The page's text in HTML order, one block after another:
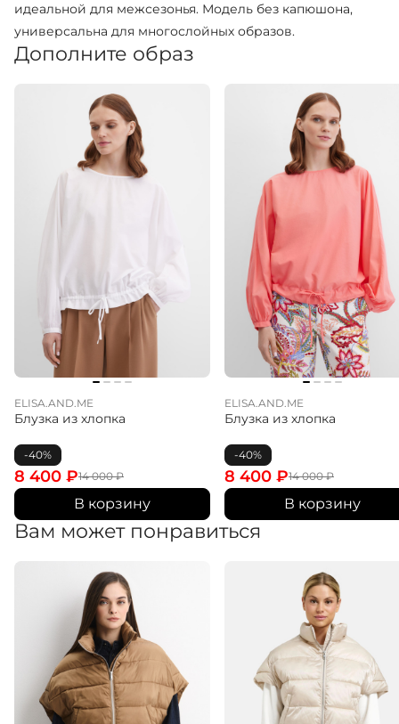
идеальной для межсезонья. Модель без капюшона,
универсальна для многослойных образов.
Дополните образ
ELISA.AND.ME
Блузка из хлопка
-40%
14 000₽
8 400 ₽
В корзину
ELISA.AND.ME
Блузка из хлопка
-40%
14 000₽
8 400 ₽
В корзину
Вам может понравиться